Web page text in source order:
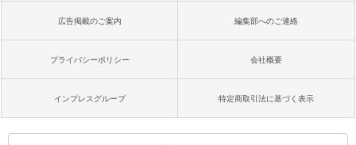
広告掲載のご案内 編集部へのご連絡
プライバシーポリシー 会社概要
インプレスグループ 特定商取引法に基づく表示